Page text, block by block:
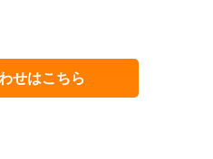
せはこちら